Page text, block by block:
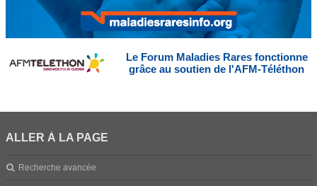
Le Forum Maladies Rares fonctionne
grâce au soutien de l'AFM-Téléthon
ALLER À LA PAGE
Recherche avancée